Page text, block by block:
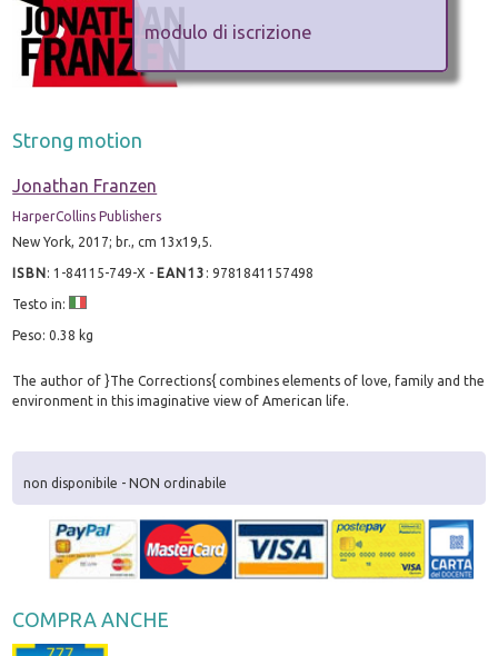
Strong motion
Jonathan Franzen
HarperCollins Publishers
New York, 2017; br., cm 13x19,5.
ISBN:1-84115-749-X - EAN13 :9781841157498
Testo in:
Peso: 0.38 kg
The author of }The Corrections{ combines elements of love, family and the
environment in this imaginative view of American life.
non disponibile - NON ordinabile
COMPRA ANCHE
modulo di iscrizione